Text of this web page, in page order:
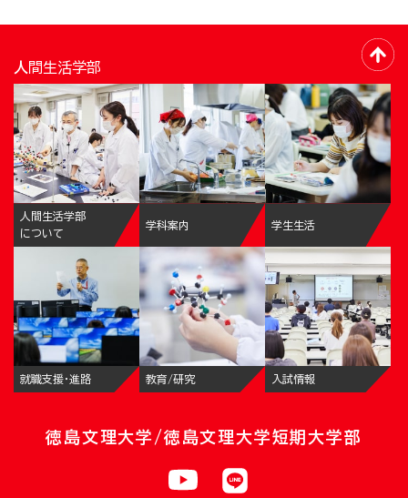
人間生活学部
人間生活学部
について
学科案内 学生生活
就職支援・進路 教育/研究 入試情報
徳島文理大学/徳島文理大学短期大学部